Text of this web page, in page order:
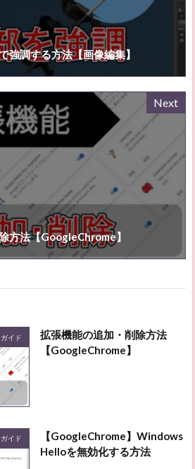
強調する方法【画像編集】
Next
方法【GoogleChrome】
ガイド
拡張機能の追加・削除方法
【GoogleChrome】
ガイド
【GoogleChrome】Windows
Helloを無効化する方法